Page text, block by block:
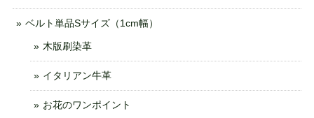
ベルト単品Sサイズ（1cm幅）
木版刷染革
イタリアン牛革
お花のワンポイント